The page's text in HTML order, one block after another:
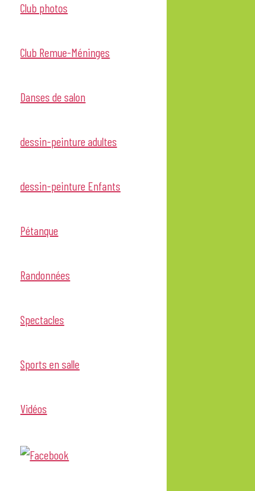
Club photos
Club Remue-Méninges
Danses de salon
dessin-peinture adultes
dessin-peinture Enfants
Pétanque
Randonnées
Spectacles
Sports en salle
Vidéos